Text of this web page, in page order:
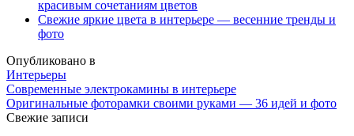
красивым сочетаниям цветов
Свежие яркие цвета в интерьере — весенние тренды и
фото
Опубликовано в
Интерьеры
Современные электрокамины в интерьере
Оригинальные фоторамки своими руками — 36 идей и фото
Свежие записи